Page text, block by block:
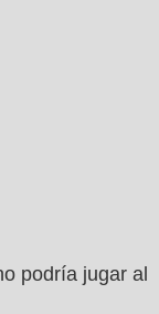
podría jugar al